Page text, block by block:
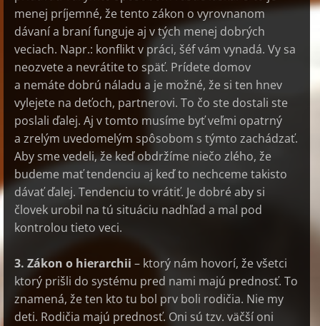
menej príjemné, že tento zákon o vyrovnanom
dávaní a braní funguje aj v tých menej dobrých
veciach. Napr.: konflikt v práci, šéf vám vynadá. Vy sa
neozvete a nevrátite to späť. Prídete domov
a nemáte dobrú náladu a je možné, že si ten hnev
vylejete na deťoch, partnerovi. To čo ste dostali ste
poslali ďalej. Aj v tomto musíme byť veľmi opatrný
a zrelým uvedomelým spôsobom s týmto zachádzať.
Aby sme vedeli, že keď obdržíme niečo zlého, že
budeme mať tendenciu aj keď to nechceme takisto
dávať ďalej. Tendenciu to vrátiť. Je dobré aby si
človek urobil na tú situáciu nadhľad a mal pod
kontrolou tieto veci.
3. Zákon o hierarchii – ktorý nám hovorí, že všetci
ktorý prišli do systému pred nami majú prednosť. To
znamená, že ten kto tu bol prv boli rodičia. Nie my
deti. Rodičia majú prednosť. Oni sú tzv. väčší oni